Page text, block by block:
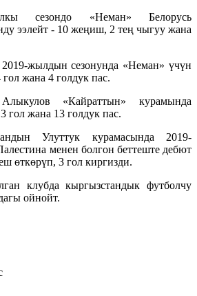
сезондо «Неман» Белорусь
ээлейт - 10 жеңиш, 2 тең чыгуу жана
жылдын сезонунда «Неман» үчүн
жана 4 голдук пас.
«Кайраттын» курамында
гол жана 13 голдук пас.
Улуттук курамасында 2019-
менен болгон беттеште дебют
өткөрүп, 3 гол киргизди.
клубда кыргызстандык футболчу
ойнойт.